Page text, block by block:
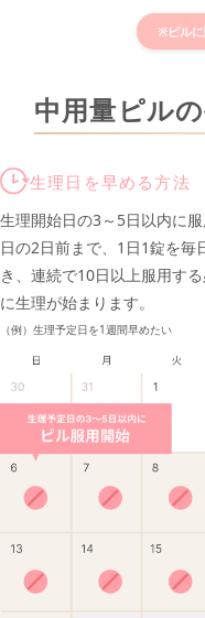
※ピル
中用量ピル
生理日を早める方法
生理開始日の3～5日以内に
日の2日前まで、1日1錠を毎
き、連続で10日以上服用す
に生理が始まります。
（例）生理予定日を1週間早めたい